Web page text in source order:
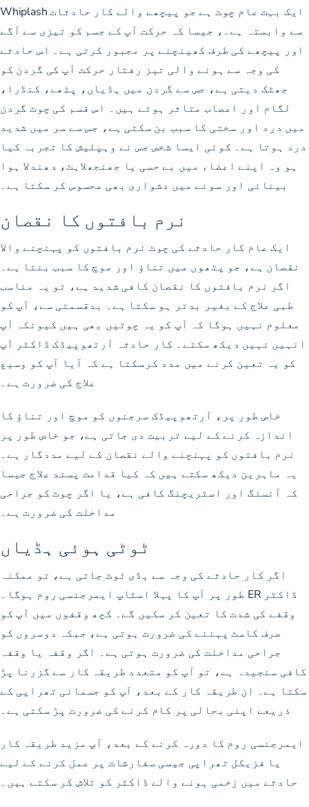
Whiplash ایک بہت عام چوٹ ہے جو پیچھے والے کار حادثات
سے وابستہ ہے۔
، جیسا کہ حرکت آپ کے جسم کو تیزی سے آگے
اور پیچھے کی طرف کھینچنے پر مجبور کرتی ہے۔ اس حادثے
کی وجہ سے ہونے والی تیز رفتار حرکت آپ کی گردن کو
جھٹک دیتی ہے، جس سے گردن میں ہڈیاں، پٹھے، کنڈرا،
لگام اور اعصاب متاثر ہوتے ہیں۔ اس قسم کی چوٹ گردن
میں درد اور سختی کا سبب بن سکتی ہے، جس سے سر میں شدید
درد ہوتا ہے۔ کوئی ایسا شخص جس نے وہپلیش کا تجربہ کیا
ہو وہ اپنے اعضاء میں بے حسی یا جھنجھلاہٹ، دھندلا ہوا
بینائی اور سونے میں دشواری بھی محسوس کر سکتا ہے۔
نرم بافتوں کا نقصان
ایک عام کار حادثے کی چوٹ نرم بافتوں کو پہنچنے والا
نقصان ہے، جو پٹھوں میں تناؤ اور موچ کا سبب بنتا ہے۔
اگر نرم بافتوں کا نقصان کافی شدید ہے، تو یہ مناسب
طبی علاج کے بغیر بدتر ہو سکتا ہے۔ بدقسمتی سے، آپ کو
معلوم نہیں ہوگا کہ آپ کو یہ چوٹیں بھی ہیں کیونکہ آپ
انہیں نہیں دیکھ سکتے۔ کار حادثہ آرتھوپیڈک ڈاکٹر آپ
کو یہ تعین کرنے میں مدد کرسکتا ہے کہ آیا آپ کو وسیع
علاج کی ضرورت ہے۔
خاص طور پر، آرتھوپیڈک سرجنوں کو موچ اور تناؤ کا
اندازہ کرنے کے لیے تربیت دی جاتی ہے، جو خاص طور پر
نرم بافتوں کو پہنچنے والے نقصان کے لیے مددگار ہے۔
یہ ماہرین دیکھ سکتے ہیں کہ کیا قدامت پسند علاج جیسا
کہ آئسنگ اور اسٹریچنگ کافی ہے، یا اگر چوٹ کو جراحی
مداخلت کی ضرورت ہے۔
ٹوٹی ہوئی ہڈیاں
اگر کار حادثے کی وجہ سے ہڈی ٹوٹ جاتی ہے، تو ممکنہ
طور پر آپ کا پہلا اسٹاپ ایمرجنسی روم ہوگا۔ ER ڈاکٹر
وقفے کی شدت کا تعین کر سکیں گے۔ کچھ وقفوں میں آپ کو
صرف کاسٹ پہننے کی ضرورت ہوتی ہے، جبکہ دوسروں کو
جراحی مداخلت کی ضرورت ہوتی ہے۔ اگر وقفہ یا وقفہ
کافی سنجیدہ ہے، تو آپ کو متعدد طریقہ کار سے گزرنا پڑ
سکتا ہے۔ ان طریقہ کار کے بعد، آپ کو جسمانی تھراپی کے
ذریعے اپنی بحالی پر کام کرنے کی ضرورت پڑ سکتی ہے۔
ایمرجنسی روم کا دورہ کرنے کے بعد، آپ مزید طریقہ کار
یا فزیکل تھراپی جیسی سفارشات پر عمل کرنے کے لیے
حادثے میں زخمی ہونے والے ڈاکٹر کو تلاش کر سکتے ہیں۔